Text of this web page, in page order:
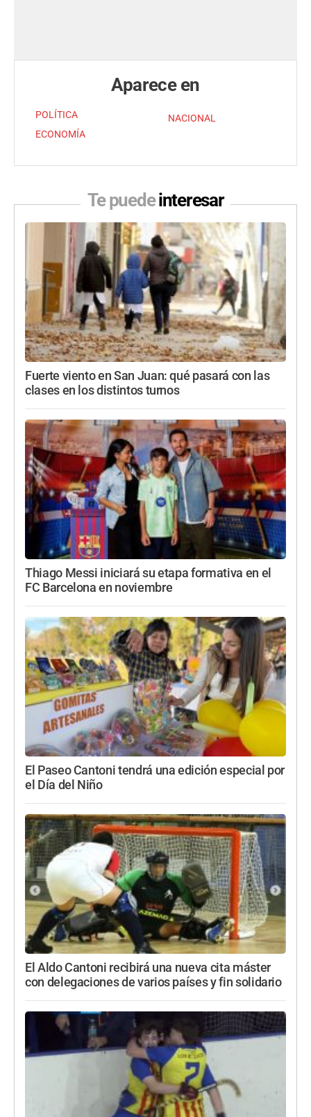
Aparece en
POLÍTICA
ECONOMÍA
NACIONAL
Te puedeinteresar
Fuerte viento en San Juan: qué pasará con las
clases en los distintos turnos
Thiago Messi iniciará su etapa formativa en el
FC Barcelona en noviembre
El Paseo Cantoni tendrá una edición especial por
el Día del Niño
El Aldo Cantoni recibirá una nueva cita máster
con delegaciones de varios países y fin solidario